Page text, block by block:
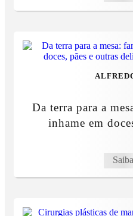
Da terra para a
inhame em